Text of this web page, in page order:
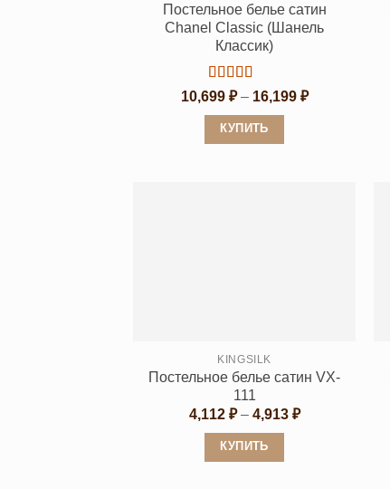
Постельное белье сатин
Chanel Classic (Шанель
Классик)
Оценка5
10,699 ₽ – 16,199 ₽Диапазон
КУПИТЬ
странице
товара.
KINGSILK
Постельное белье сатин VX-
111
4,112 ₽ – 4,913 ₽Диапазон
КУПИТЬ